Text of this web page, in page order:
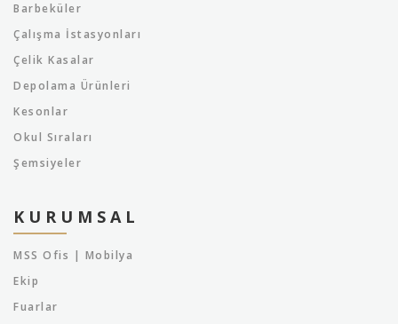
Barbeküler
Çalışma İstasyonları
Çelik Kasalar
Depolama Ürünleri
Kesonlar
Okul Sıraları
Şemsiyeler
KURUMSAL
MSS Ofis | Mobilya
Ekip
Fuarlar